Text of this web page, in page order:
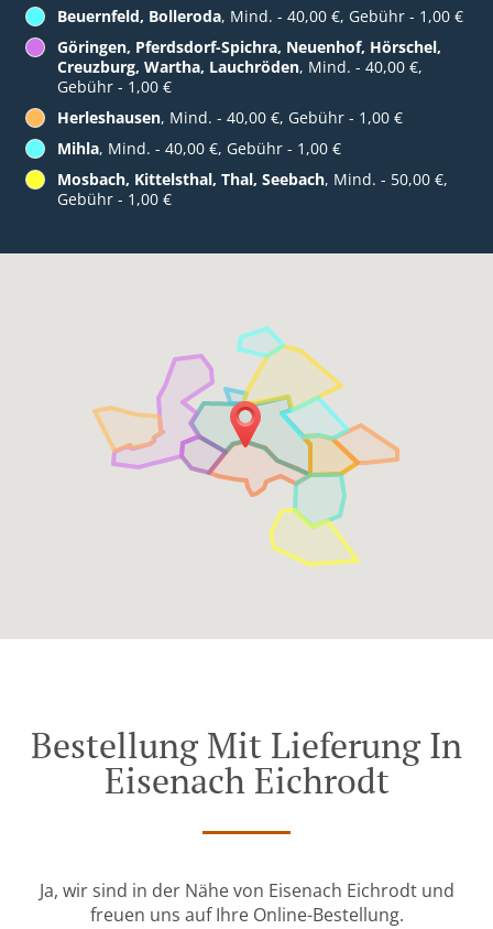
Beuernfeld, Bolleroda, Mind. - 40,00 €, Gebühr - 1,00 €
Göringen, Pferdsdorf-Spichra, Neuenhof, Hörschel,
Creuzburg, Wartha, Lauchröden, Mind. - 40,00 €,
Gebühr - 1,00 €
Herleshausen, Mind. - 40,00 €, Gebühr - 1,00 €
Mihla, Mind. - 40,00 €, Gebühr - 1,00 €
Mosbach, Kittelsthal, Thal, Seebach, Mind. - 50,00 €,
Gebühr - 1,00 €
Bestellung Mit Lieferung In
Eisenach Eichrodt
Ja, wir sind in der Nähe von Eisenach Eichrodt und
freuen uns auf Ihre Online-Bestellung.